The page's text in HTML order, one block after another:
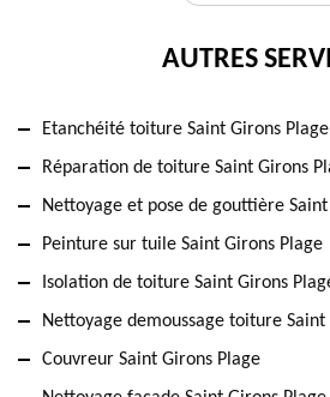
AUTRES
Etanchéité toiture Saint Girons Plage
Réparation de toiture Saint Girons
Nettoyage et pose de gouttière
Peinture sur tuile Saint Girons Plage
Isolation de toiture Saint Girons
Nettoyage demoussage toiture Saint
Couvreur Saint Girons Plage